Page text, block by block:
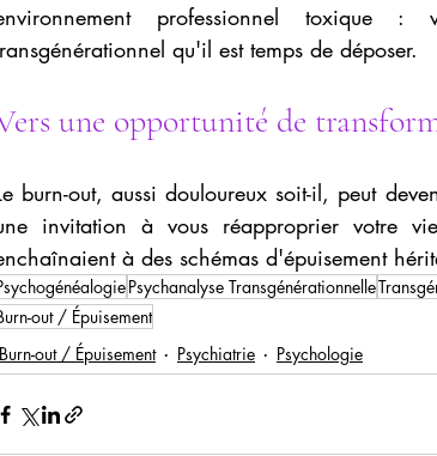
professionnel toxique
qu'il est temps de déposer.
une opportunité de
burn-out, aussi douloureux soit-il, peut
invitation à vous réapproprier votre
à des schémas d'épuisement
Psychanalyse Transgénérationnelle
out / Épuisement
Burn-out / Épuisement
Psychiatrie Psychologie